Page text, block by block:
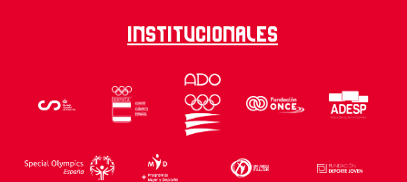
Institucionales